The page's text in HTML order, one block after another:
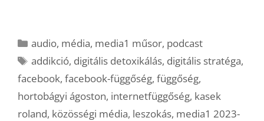
Kategória
audio, média, media1 műsor, podcast
Címkék
addikció, digitális detoxikálás, digitális stratéga,
facebook, facebook-függőség, függőség,
hortobágyi ágoston, internetfüggőség, kasek
roland, közösségi média, leszokás, media1 2023-